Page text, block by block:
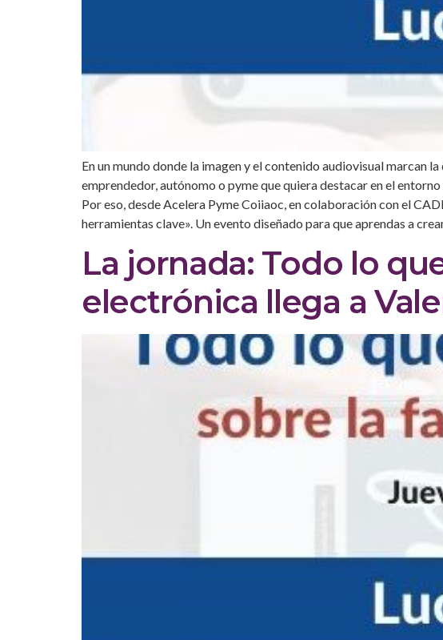
En un mundo donde la imagen y el contenido audiovisual marcan
emprendedor, autónomo o pyme que quiera destacar en el
Por eso, desde Acelera Pyme Coiiaoc, en colaboración con el
herramientas clave». Un evento diseñado para que aprendas a
La jornada: Todo lo
electrónica llega a